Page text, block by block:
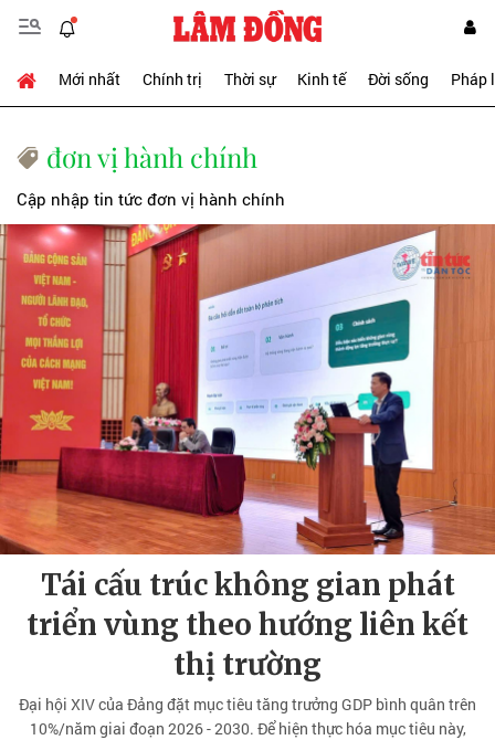
Mới nhất Chính trị Thời sự Kinh tế Đời sống Pháp
đơn vị hành chính
Cập nhập tin tức đơn vị hành chính
Tái cấu trúc không gian phát
triển vùng theo hướng liên kết
thị trường
Đại hội XIV của Đảng đặt mục tiêu tăng trưởng GDP bình quân trên
10%/năm giai đoạn 2026 - 2030. Để hiện thực hóa mục tiêu này,